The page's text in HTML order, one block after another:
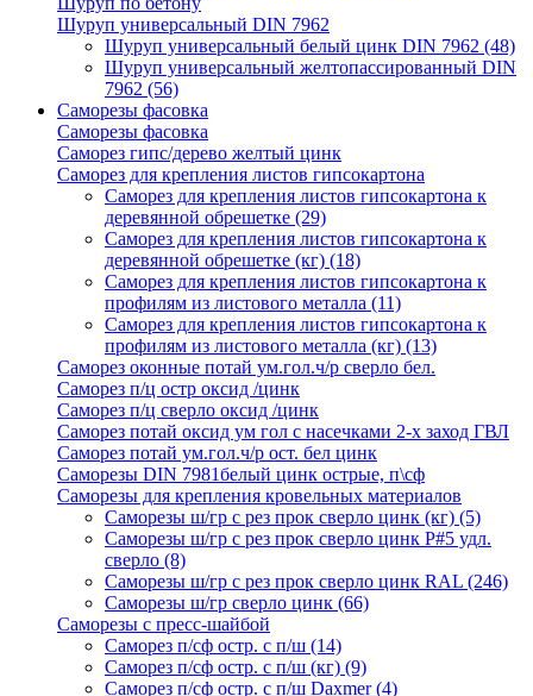
Шуруп универсальный DIN 7962
Шуруп универсальный белый цинк DIN 7962 (48)
Шуруп универсальный желтопассированный DIN
7962 (56)
Саморезы фасовка
Саморезы фасовка
Саморез гипс/дерево желтый цинк
Саморез для крепления листов гипсокартона
Саморез для крепления листов гипсокартона к
деревянной обрешетке (29)
Саморез для крепления листов гипсокартона к
деревянной обрешетке (кг) (18)
Саморез для крепления листов гипсокартона к
профилям из листового металла (11)
Саморез для крепления листов гипсокартона к
профилям из листового металла (кг) (13)
Саморез оконные потай ум.гол.ч/р сверло бел.
Саморез п/ц остр оксид /цинк
Саморез п/ц сверло оксид /цинк
Саморез потай оксид ум гол с насечками 2-х заход ГВЛ
Саморез потай ум.гол.ч/р ост. бел цинк
Саморезы DIN 7981белый цинк острые, п\сф
Саморезы для крепления кровельных материалов
Саморезы ш/гр с рез прок сверло цинк (кг) (5)
Саморезы ш/гр с рез прок сверло цинк P#5 удл.
сверло (8)
Саморезы ш/гр с рез прок сверло цинк RAL (246)
Саморезы ш/гр сверло цинк (66)
Саморезы с пресс-шайбой
Саморез п/сф остр. с п/ш (14)
Саморез п/сф остр. с п/ш (кг) (9)
Саморез п/сф остр. с п/ш Daxmer(4)